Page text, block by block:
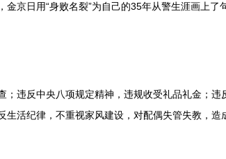
金京日用“身败名裂”为自己的35年从警生涯画上了
违反中央八项规定精神，违规收受礼品礼金；
活纪律，不重视家风建设，对配偶失管失教，